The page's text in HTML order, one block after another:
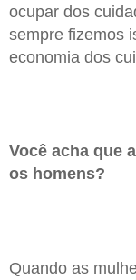
ocupar dos
sempre fizemos
economia dos
Você acha que
os homens?
Quando as